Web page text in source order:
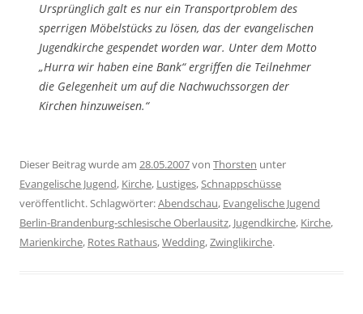
Ursprünglich galt es nur ein Transportproblem des
sperrigen Möbelstücks zu lösen, das der evangelischen
Jugendkirche gespendet worden war. Unter dem Motto
„Hurra wir haben eine Bank“ ergriffen die Teilnehmer
die Gelegenheit um auf die Nachwuchssorgen der
Kirchen hinzuweisen.“
Dieser Beitrag wurde am 28.05.2007von Thorsten unter
Evangelische Jugend, Kirche, Lustiges,Schnappschüsse
veröffentlicht. Schlagwörter:Abendschau, Evangelische Jugend
Berlin-Brandenburg-schlesische Oberlausitz, Jugendkirche, Kirche,
Marienkirche, Rotes Rathaus,Wedding,Zwinglikirche.